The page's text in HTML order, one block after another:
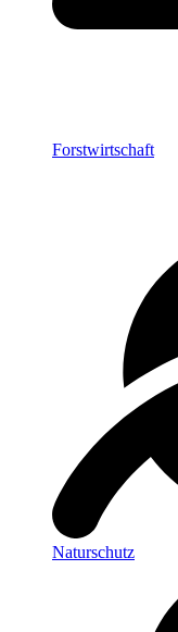
Forstwirtschaft
Naturschutz